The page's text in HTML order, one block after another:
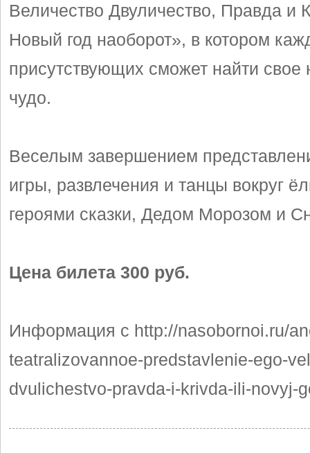
Величество Двуличество, Правда и
Новый год наоборот», в котором
присутствующих сможет найти свое
чудо.
Веселым завершением
игры, развлечения и танцы вокруг
героями сказки, Дедом Морозом и
Цена билета 300 руб.
Информация с http://nasobornoi.ru/
teatralizovannoe-predstavlenie-ego-
dvulichestvo-pravda-i-krivda-ili-novyj-